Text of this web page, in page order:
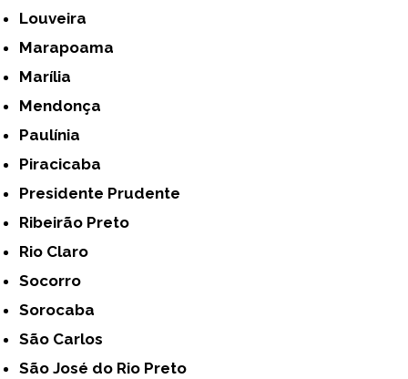
Louveira
Marapoama
Marília
Mendonça
Paulínia
Piracicaba
Presidente Prudente
Ribeirão Preto
Rio Claro
Socorro
Sorocaba
São Carlos
São José do Rio Preto